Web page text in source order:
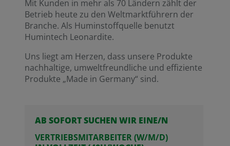
Mit Kunden in mehr als 70 Ländern zählt der
Betrieb heute zu den Weltmarktführern der
Branche. Als Huminstoffquelle benutzt
Humintech Leonardite.
Uns liegt am Herzen, dass unsere Produkte
nachhaltige, umweltfreundliche und effiziente
Produkte „Made in Germany“ sind.
AB SOFORT SUCHEN WIR EINE/N
VERTRIEBSMITARBEITER (W/M/D)